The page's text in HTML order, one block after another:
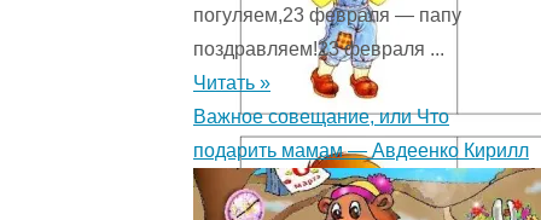
погуляем,23 февраля — папу
поздравляем!23 февраля ...
Читать »
Важное совещание, или Что
подарить мамам — Авдеенко Кирилл